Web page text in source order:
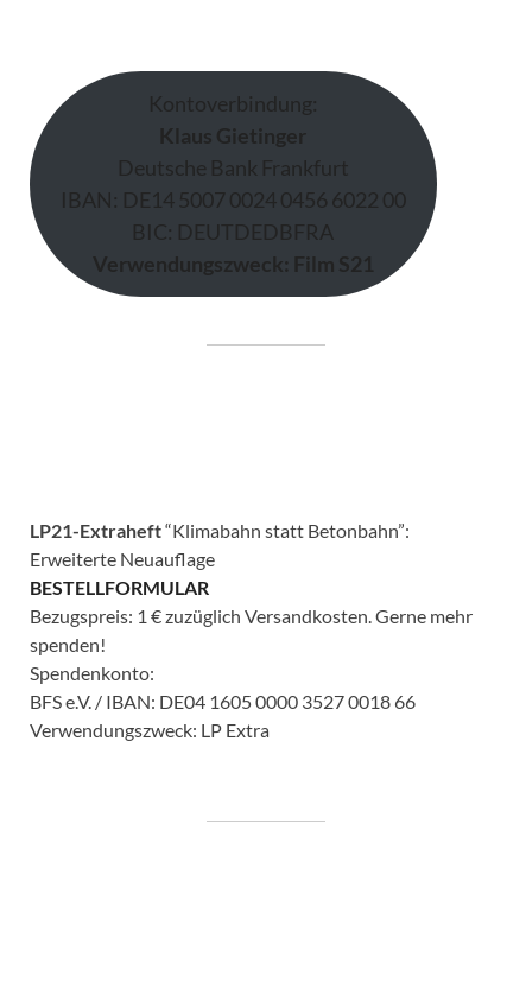
Kontoverbindung:
Klaus Gietinger
Deutsche Bank Frankfurt
IBAN: DE14 5007 0024 0456 6022 00
BIC: DEUTDEDBFRA
Verwendungszweck: Film S21
LP21-Extraheft“Klimabahn statt Betonbahn”:
Erweiterte Neuauflage
BESTELLFORMULAR
Bezugspreis: 1 € zuzüglich Versandkosten. Gerne mehr
spenden!
Spendenkonto:
BFS e.V. / IBAN: DE04 1605 0000 3527 0018 66
Verwendungszweck: LP Extra